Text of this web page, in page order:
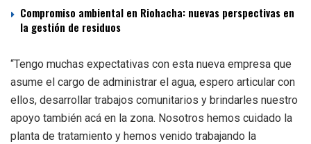
Compromiso ambiental en Riohacha: nuevas perspectivas en
la gestión de residuos
“Tengo muchas expectativas con esta nueva empresa que
asume el cargo de administrar el agua, espero articular con
ellos, desarrollar trabajos comunitarios y brindarles nuestro
apoyo también acá en la zona. Nosotros hemos cuidado la
planta de tratamiento y hemos venido trabajando la